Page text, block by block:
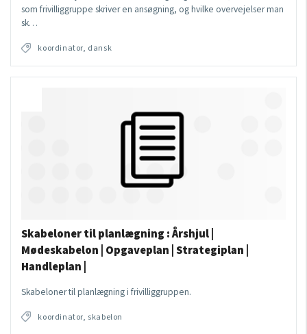
som frivilliggruppe skriver en ansøgning, og hvilke overvejelser man
sk…
koordinator, dansk
Skabeloner til planlægning : Årshjul |
Mødeskabelon | Opgaveplan | Strategiplan |
Handleplan |
Skabeloner til planlægning i frivilliggruppen.
koordinator, skabelon